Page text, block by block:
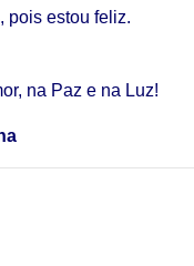
pois estou feliz.
na Paz e na Luz!